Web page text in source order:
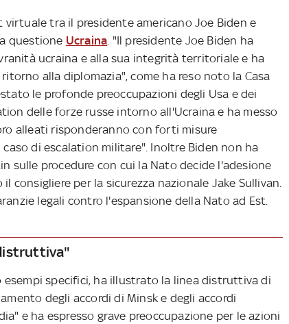
tra il presidente americano Joe Biden e
questione Ucraina. "Il presidente Joe Biden ha
ucraina e alla sua integrità territoriale e ha
alla diplomazia", come ha reso noto la Casa
le profonde preoccupazioni degli Usa e dei
delle forze russe intorno all'Ucraina e ha messo
alleati risponderanno con forti misure
di escalation militare". Inoltre Biden non ha
sulle procedure con cui la Nato decide l'adesione
consigliere per la sicurezza nazionale Jake Sullivan.
legali contro l'espansione della Nato ad Est.
esempi specifici, ha illustrato la linea distruttiva di
degli accordi di Minsk e degli accordi
e ha espresso grave preoccupazione per le azioni